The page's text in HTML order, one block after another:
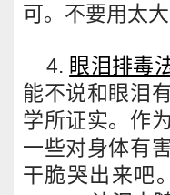
可。不要用太
4. 眼泪排毒
能不说和眼泪
学所证实。作
一些对身体有
干脆哭出来吧